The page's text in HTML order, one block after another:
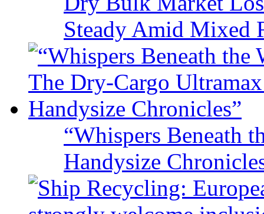
Steady Amid Mixed
“Whispers Beneath
Handysize